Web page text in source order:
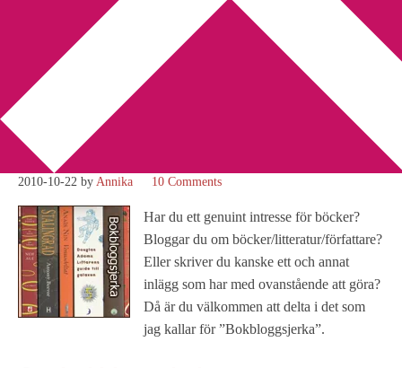
You are here: Bokbloggsjerka
Bokbloggsjerka 22 – 25
oktober
Bokbloggsjerka 22 – 25
oktober
2010-10-22 by Annika 10 Comments
Har du ett genuint intresse för böcker?
Bloggar du om böcker/litteratur/författare?
Eller skriver du kanske ett och annat
inlägg som har med ovanstående att göra?
Då är du välkommen att delta i det som
jag kallar för ”Bokbloggsjerka”.